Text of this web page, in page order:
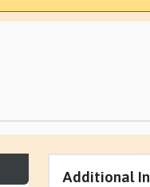
Additional